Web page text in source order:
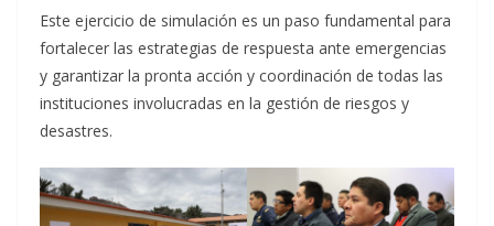
Este ejercicio de simulación es un paso fundamental para
fortalecer las estrategias de respuesta ante emergencias
y garantizar la pronta acción y coordinación de todas las
instituciones involucradas en la gestión de riesgos y
desastres.